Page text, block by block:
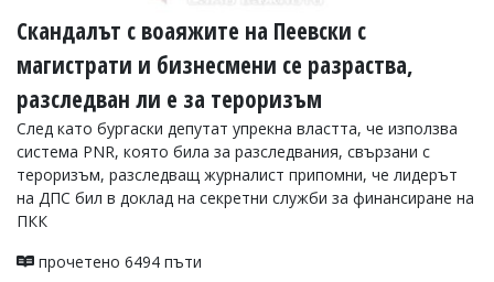
Скандалът с воаяжите на Пеевски с
магистрати и бизнесмени се разраства,
разследван ли е за тероризъм
След като бургаски депутат упрекна властта, че използва
система PNR, която била за разследвания, свързани с
тероризъм, разследващ журналист припомни, че лидерът
на ДПС бил в доклад на секретни служби за финансиране на
ПКК
прочетено 6494 пъти